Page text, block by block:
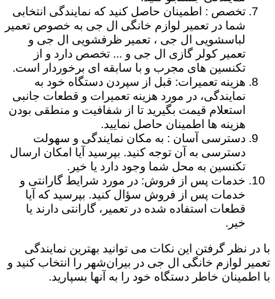
تخصص : اطمینان حاصل کنید که نمایندگی انتخابی
شما در تعمیر لوازم خانگی ال جی به خصوص تعمیر
لباسشویی ال جی ، تعمیر ظرفشویی ال جی و
تعمیر کولر گازی ال جی و ... تخصص دارد و از
تکنسین های مجرب و با سابقه ای برخوردار است.
هزینه تعمیرات: قبل از سپردن دستگاه خود به
نمایندگی، در مورد هزینه تعمیرات و قطعات جانبی
استعلام قیمت بگیرید تا از شفافیت و منطقی بودن
هزینه ها اطمینان حاصل نمایید.
دسترسی آسان : به مکان نمایندگی و سهولت
دسترسی به آن توجه کنید. بپرسید آیا امکان ارسال
تکنسین به محل شما وجود دارد یا خیر.
خدمات پس از فروش: در مورد شرایط گارانتی و
خدمات پس از فروش سؤال کنید. بپرسید که آیا
قطعات استفاده شده در تعمیر، گارانتی دارند یا
خیر.
با در نظر گرفتن این نکات می توانید بهترین نمایندگی
تعمیر لوازم خانگی ال جی در بیران‌شهر را انتخاب کنید و
با اطمینان خاطر دستگاه خود را به آنها بسپارید.